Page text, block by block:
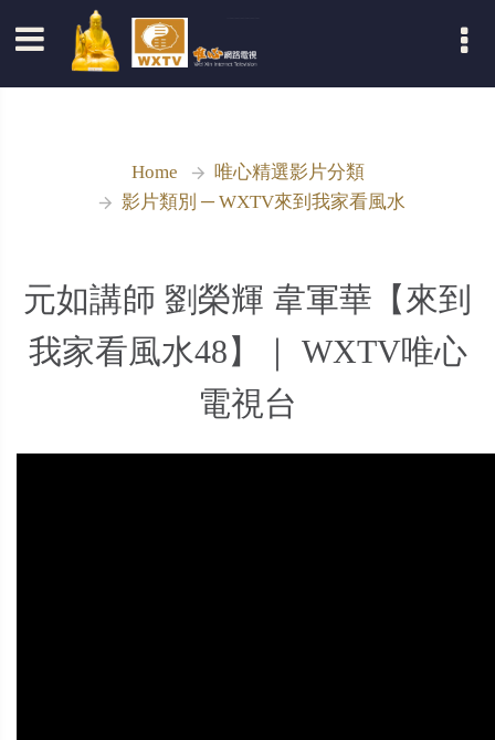
Home
唯心精選影片分類
影片類別 ─ WXTV來到我家看風水
元如講師 劉榮輝 韋軍華【來到
我家看風水48】｜ WXTV唯心
電視台